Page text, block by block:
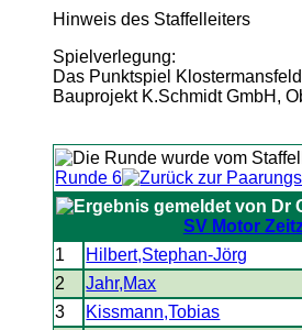
Hinweis des Staffelleiters
Spielverlegung:
Das Punktspiel
Bauprojekt K.Schmidt GmbH,
Runde 6
SV Motor Zeitz
1 Hilbert,Stephan-Jörg
2
Jahr,Max
3
Kissmann,Tobias